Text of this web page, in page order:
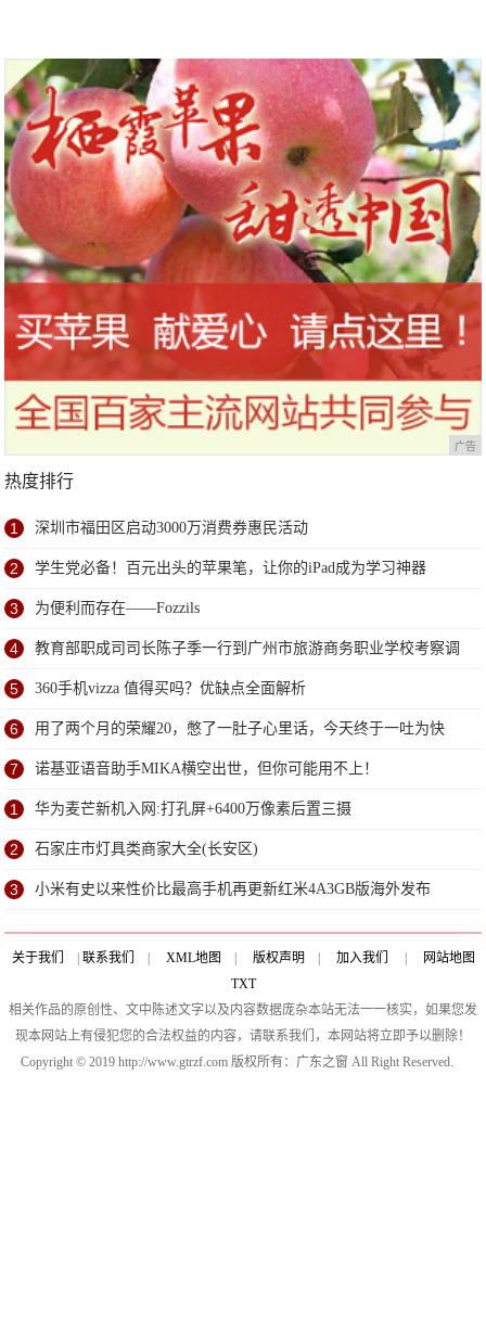
广告
热度排行
1 深圳市福田区启动3000万消费券惠民活动
2 学生党必备！百元出头的苹果笔，让你的iPad成为学习神器
3 为便利而存在——Fozzils
4 教育部职成司司长陈子季一行到广州市旅游商务职业学校考察调
研
5 360手机vizza 值得买吗？优缺点全面解析
6 用了两个月的荣耀20，憋了一肚子心里话，今天终于一吐为快
7 诺基亚语音助手MIKA横空出世，但你可能用不上！
1 华为麦芒新机入网:打孔屏+6400万像素后置三摄
2 石家庄市灯具类商家大全(长安区)
3 小米有史以来性价比最高手机再更新红米4A3GB版海外发布
关于我们 联系我们 XML地图 版权声明 加入我们
网站地图
TXT
相关作品的原创性、文中陈述文字以及内容数据庞杂本站无法一一核实，如果您发
现本网站上有侵犯您的合法权益的内容，请联系我们，本网站将立即予以删除！
Copyright © 2019 http://www.gtrzf.com 版权所有：广东之窗 All Right Reserved.